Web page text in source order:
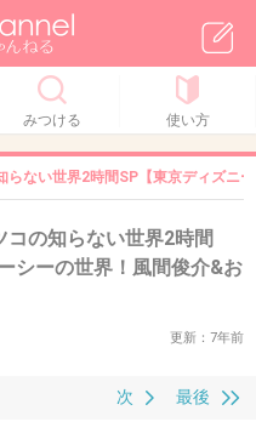
みつける 使い方
らない世界2時間SP【東京ディズニ
コの知らない世界2時間
シーの世界！風間俊介&お
更新：7年前
最後
次